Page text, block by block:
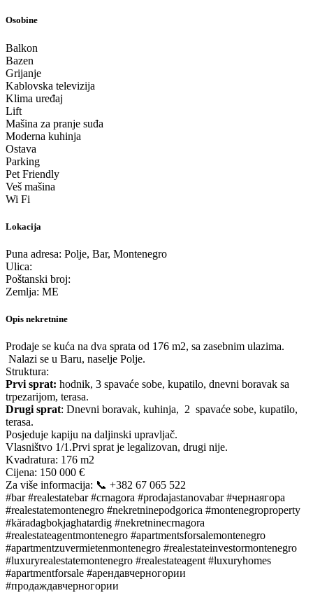
Osobine
Balkon
Bazen
Grijanje
Kablovska televizija
Klima uređaj
Lift
Mašina za pranje suđa
Moderna kuhinja
Ostava
Parking
Pet Friendly
Veš mašina
Wi Fi
Lokacija
Puna adresa: Polje, Bar, Montenegro
Ulica:
Poštanski broj:
Zemlja: ME
Opis nekretnine
Prodaje se kuća na dva sprata od 176 m2, sa zasebnim ulazima.
Nalazi se u Baru, naselje Polje.
Struktura:
Prvi sprat: hodnik, 3 spavaće sobe, kupatilo, dnevni boravak sa
trpezarijom, terasa.
Drugi sprat: Dnevni boravak, kuhinja, 2 spavaće sobe, kupatilo,
terasa.
Posjeduje kapiju na daljinski upravljač.
Vlasništvo 1/1.Prvi sprat je legalizovan, drugi nije.
Kvadratura: 176 m2
Cijena: 150 000 €
Za više informacija: 📞 +382 67 065 522
#bar #realestatebar #crnagora #prodajastanovabar #чернаягора
#realestatemontenegro #nekretninepodgorica #montenegroproperty
#käradagbokjaghatardig #nekretninecrnagora
#realestateagentmontenegro #apartmentsforsalemontenegro
#apartmentzuvermietenmontenegro #realestateinvestormontenegro
#luxuryrealestatemontenegro #realestateagent #luxuryhomes
#apartmentforsale #арендавчерногории
#продаждавчерногории